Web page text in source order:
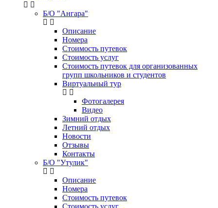
Б/О "Ангара"
Описание
Номера
Стоимость путевок
Стоимость услуг
Стоимость путевок для организованных
групп школьников и студентов
Виртуальный тур
Фотогалерея
Видео
Зимний отдых
Летний отдых
Новости
Отзывы
Контакты
Б/О "Утулик"
Описание
Номера
Стоимость путевок
Стоимость услуг